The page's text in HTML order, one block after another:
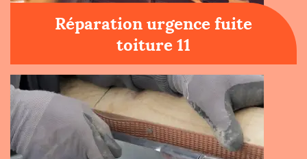
Réparation urgence fuite
toiture 11